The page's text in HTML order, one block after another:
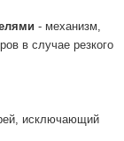
- механизм,
в случае резкого
исключающий